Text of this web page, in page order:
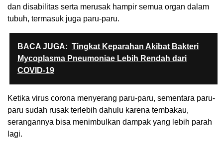
dan disabilitas serta merusak hampir semua organ dalam
tubuh, termasuk juga paru-paru.
BACA JUGA: Tingkat Keparahan Akibat Bakteri
Mycoplasma Pneumoniae Lebih Rendah dari
COVID-19
Ketika virus corona menyerang paru-paru, sementara paru-
paru sudah rusak terlebih dahulu karena tembakau,
serangannya bisa menimbulkan dampak yang lebih parah
lagi.